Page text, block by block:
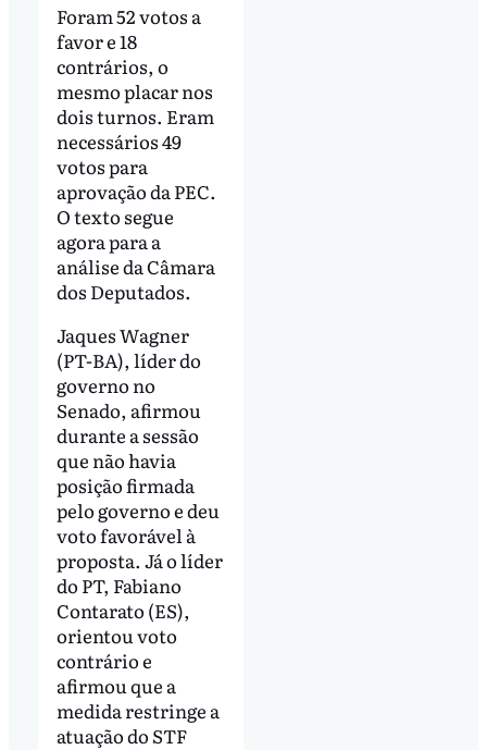
Foram 52 votos a
favor e 18
contrários, o
mesmo placar nos
dois turnos. Eram
necessários 49
votos para
aprovação da PEC.
O texto segue
agora para a
análise da Câmara
dos Deputados.
Jaques Wagner
(PT-BA), líder do
governo no
Senado, afirmou
durante a sessão
que não havia
posição firmada
pelo governo e deu
voto favorável à
proposta. Já o líder
do PT, Fabiano
Contarato (ES),
orientou voto
contrário e
afirmou que a
medida restringe a
atuação do STF